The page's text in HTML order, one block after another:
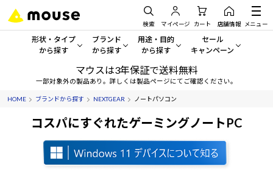
検索 マイページ カート 店舗情報 メニュー
形状・タイプ
から探す
形状・タイプから探す をすべてみる
デスクトップPC
タブレット
ブランド
から探す
mouse
G TUNE
NEXTGEAR
用途・目的
から探す
一般向けパソコン
ゲーミングPC・ゲーム向けパソコン
クリエイティブ向け
セール
キャンペーン
セール・キャンペー
アウトレットパソコン
すべて新品の旧モデル製品
マウスは3年保証で送料無料
一部対象外の製品あり。詳しくは製品ページにてご確認ください。
HOME ブランドから探す NEXTGEAR ノートパソコン
コスパにすぐれたゲーミングノートPC